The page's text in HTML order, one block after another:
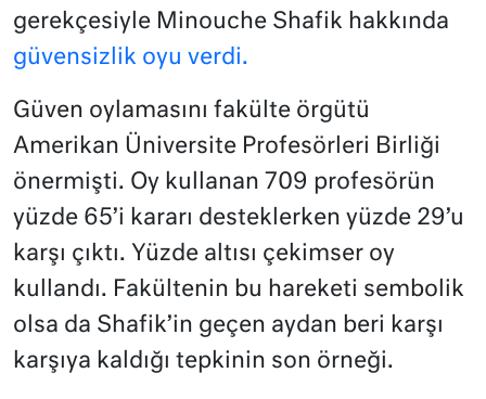
gerekçesiyle Minouche Shafik hakkında
güvensizlik oyu verdi.
Güven oylamasını fakülte örgütü
Amerikan Üniversite Profesörleri Birliği
önermişti. Oy kullanan 709 profesörün
yüzde 65’i kararı desteklerken yüzde 29’u
karşı çıktı. Yüzde altısı çekimser oy
kullandı. Fakültenin bu hareketi sembolik
olsa da Shafik’in geçen aydan beri karşı
karşıya kaldığı tepkinin son örneği.